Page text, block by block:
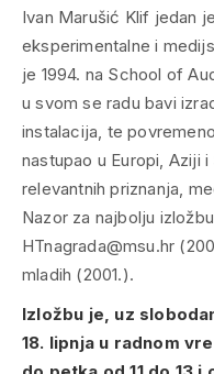
Ivan Marušić Klif jedan
eksperimentalne i
je 1994. na School of
u svom se radu bavi
instalacija, te
nastupao u Europi, Aziji
relevantnih priznanja,
Nazor za najbolju
HTnagrada@msu.hr
mladih (2001.).
Izložbu je, uz
18. lipnja u radnom